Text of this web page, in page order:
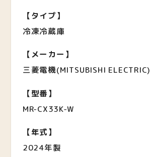
【タイプ】
冷凍冷蔵庫
【メーカー】
三菱電機(MITSUBISHI ELECTRIC)
【型番】
MR-CX33K-W
【年式】
2024年製